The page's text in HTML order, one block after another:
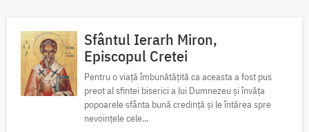
Sfântul Ierarh Miron,
Episcopul Cretei
Pentru o viață îmbunătățită ca aceasta a fost pus
preot al sfintei biserici a lui Dumnezeu și învăța
popoarele sfânta bună credință și le întărea spre
nevoințele cele...